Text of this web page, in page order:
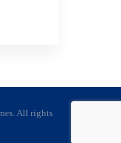
All rights